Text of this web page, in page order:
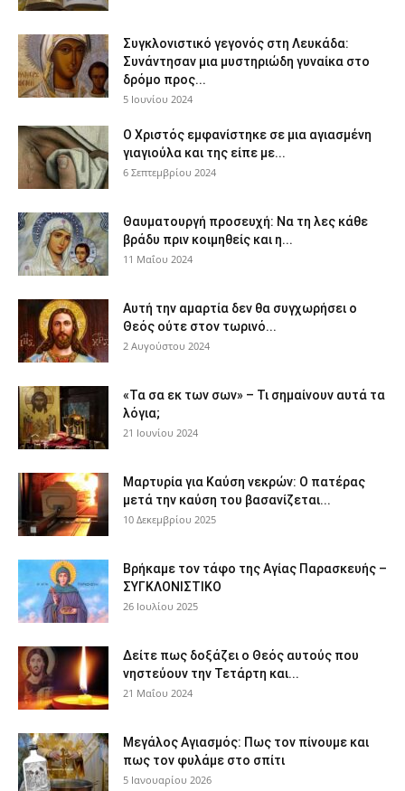
Συγκλονιστικό γεγονός στη Λευκάδα:
Συνάντησαν μια μυστηριώδη γυναίκα στο
δρόμο προς...
5 Ιουνίου 2024
Ο Χριστός εμφανίστηκε σε μια αγιασμένη
γιαγιούλα και της είπε με...
6 Σεπτεμβρίου 2024
Θαυματουργή προσευχή: Να τη λες κάθε
βράδυ πριν κοιμηθείς και η...
11 Μαΐου 2024
Αυτή την αμαρτία δεν θα συγχωρήσει ο
Θεός ούτε στον τωρινό...
2 Αυγούστου 2024
«Τα σα εκ των σων» – Τι σημαίνουν αυτά τα
λόγια;
21 Ιουνίου 2024
Μαρτυρία για Καύση νεκρών: Ο πατέρας
μετά την καύση του βασανίζεται...
10 Δεκεμβρίου 2025
Βρήκαμε τον τάφο της Αγίας Παρασκευής –
ΣΥΓΚΛΟΝΙΣΤΙΚΟ
26 Ιουλίου 2025
Δείτε πως δοξάζει ο Θεός αυτούς που
νηστεύουν την Τετάρτη και...
21 Μαΐου 2024
Μεγάλος Αγιασμός: Πως τον πίνουμε και
πως τον φυλάμε στο σπίτι
5 Ιανουαρίου 2026